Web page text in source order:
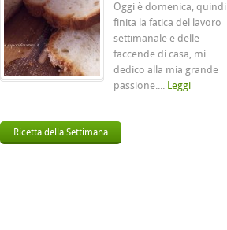
Oggi è domenica, quindi
finita la fatica del lavoro
settimanale e delle
faccende di casa, mi
dedico alla mia grande
passione.... Leggi
Ricetta della Settimana